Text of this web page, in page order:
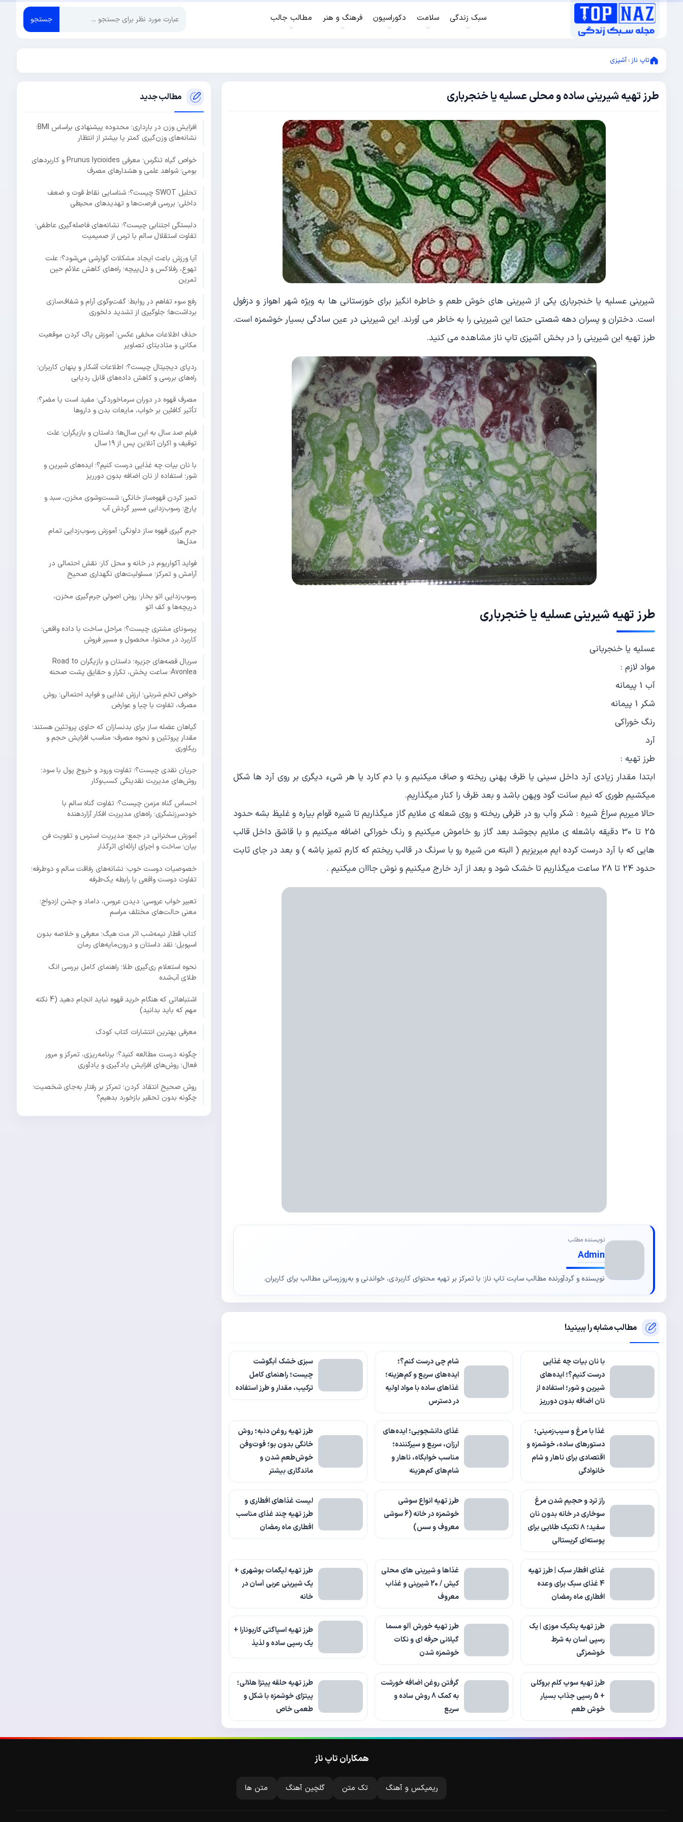
سبک زندگی سلامت دکوراسیون فرهنگ و هنر مطالب جالب جستجو
تاپ ناز»آشپزی
طرز تهیه شیرینی ساده و محلی عسلیه یا خنجرباری
سپتامبر
شیرینی عسلیه یا خنجرباری یکی از شیرینی های خوش طعم و خاطره انگیز برای خوزستانی ها به ویژه شهر اهواز و دزفول
است. دختران و پسران دهه شصتی حتما این شیرینی را به خاطر می آورند. این شیرینی در عین سادگی بسیار خوشمزه است.
طرز تهیه این شیرینی را در بخش آشپزی تاپ ناز مشاهده می کنید.
طرز تهیه شیرینی عسلیه یا خنجرباری
عسلیه یا خنجربانی
مواد لازم :
آب 1 پیمانه
شکر 1 پیمانه
رنگ خوراکی
آرد
طرز تهیه :
ابتدا مقدار زیادی آرد داخل سینی یا ظرف پهنی ریخته و صاف میکنیم و با دم کارد یا هر شیء دیگری بر روی آرد ها شکل
میکشیم طوری که نیم سانت گود وپهن باشد و بعد ظرف را کنار میگذاریم.
حالا میریم سراغ شیره : شکر وآب رو در ظرفی ریخته و روی شعله ی ملایم گاز میگذاریم تا شیره قوام بیاره و غلیظ بشه حدود
25 تا 30 دقیقه باشعله ی ملایم بجوشد بعد گاز رو خاموش میکنیم و رنگ خوراکی اضافه میکنیم و با قاشق داخل قالب
هایی که با آرد درست کرده ایم میریزیم ( البته من شیره رو با سرنگ در قالب ریختم که کارم تمیز باشه ) و بعد در جای ثابت
حدود 24 تا 28 ساعت میگذاریم تا خشک شود و بعد از آرد خارج میکنیم و نوش جااان میکنیم .
نویسنده مطلب
Admin
نویسنده و گردآورنده مطالب سایت تاپ ناز؛ با تمرکز بر تهیه محتوای کاربردی، خواندنی و به‌روزرسانی مطالب برای کاربران.
مطالب مشابه را ببینید!
با نان بیات چه غذایی
درست کنیم؟؛ ایده‌های
شیرین و شور؛ استفاده از
نان اضافه بدون دورریز
شام چی درست کنم؟؛
ایده‌های سریع و کم‌هزینه؛
غذاهای ساده با مواد اولیه
در دسترس
سبزی خشک آبگوشت
چیست؛ راهنمای کامل
ترکیب، مقدار و طرز استفاده
غذا با مرغ و سیب‌زمینی؛
دستورهای ساده، خوشمزه و
اقتصادی برای ناهار و شام
خانوادگی
غذای دانشجویی؛ ایده‌های
ارزان، سریع و سیرکننده؛
مناسب خوابگاه، ناهار و
شام‌های کم‌هزینه
طرز تهیه روغن دنبه؛ روش
خانگی بدون بو؛ فوت‌وفن
خوش‌طعم شدن و
ماندگاری بیشتر
راز ترد و حجیم شدن مرغ
سوخاری در خانه بدون نان
سفید؛ ۸ تکنیک طلایی برای
پوسته‌ای کریستالی
طرز تهیه انواع سوشی
خوشمزه در خانه (6 سوشی
معروف و سس)
لیست غذاهای افطاری و
طرز تهیه چند غذای مناسب
افطاری ماه رمضان
غذای افطار سبک | طرز تهیه
4 غذای سبک برای وعده
افطاری ماه رمضان
غذاها و شیرینی های محلی
کیش / 20 شیرینی و غذاب
معروف
طرز تهیه لیگمات بوشهری +
یک شیرینی عربی آسان در
خانه
طرز تهیه پنکیک موزی | یک
رسپی آسان به شرط
خوشمزگی
طرز تهیه خورش آلو مسما
گیلانی حرفه ای و نکات
خوشمزه شدن
طرز تهیه اسپاگتی کاربونارا +
یک رسپی ساده و لذیذ
طرز تهیه سوپ کلم بروکلی
+ 5 رسپی جذاب بسیار
خوش طعم
گرفتن روغن اضافه خورشت
به کمک 8 روش ساده و
سریع
طرز تهیه حلقه پیتزا هلالی؛
پیتزای خوشمزه با شکل و
طعمی خاص
مطالب جدید
افزایش وزن در بارداری؛ محدوده پیشنهادی براساس BMI؛
نشانه‌های وزن‌گیری کمتر یا بیشتر از انتظار
خواص گیاه تنگرس؛ معرفی Prunus lycioides و کاربردهای
بومی؛ شواهد علمی و هشدارهای مصرف
تحلیل SWOT چیست؟؛ شناسایی نقاط قوت و ضعف
داخلی؛ بررسی فرصت‌ها و تهدیدهای محیطی
دلبستگی اجتنابی چیست؟؛ نشانه‌های فاصله‌گیری عاطفی؛
تفاوت استقلال سالم با ترس از صمیمیت
آیا ورزش باعث ایجاد مشکلات گوارشی می‌شود؟؛ علت
تهوع، رفلاکس و دل‌پیچه؛ راه‌های کاهش علائم حین
تمرین
رفع سوء تفاهم در روابط؛ گفت‌وگوی آرام و شفاف‌سازی
برداشت‌ها؛ جلوگیری از تشدید دلخوری
حذف اطلاعات مخفی عکس؛ آموزش پاک کردن موقعیت
مکانی و متادیتای تصاویر
ردپای دیجیتال چیست؟؛ اطلاعات آشکار و پنهان کاربران؛
راه‌های بررسی و کاهش داده‌های قابل ردیابی
مصرف قهوه در دوران سرماخوردگی؛ مفید است یا مضر؟؛
تأثیر کافئین بر خواب، مایعات بدن و داروها
فیلم صد سال به این سال‌ها؛ داستان و بازیگران؛ علت
توقیف و اکران آنلاین پس از ۱۹ سال
با نان بیات چه غذایی درست کنیم؟؛ ایده‌های شیرین و
شور؛ استفاده از نان اضافه بدون دورریز
تمیز کردن قهوه‌ساز خانگی؛ شست‌وشوی مخزن، سبد و
پارچ؛ رسوب‌زدایی مسیر گردش آب
جرم گیری قهوه ساز دلونگی؛ آموزش رسوب‌زدایی تمام
مدل‌ها
فواید آکواریوم در خانه و محل کار؛ نقش احتمالی در
آرامش و تمرکز؛ مسئولیت‌های نگهداری صحیح
رسوب‌زدایی اتو بخار؛ روش اصولی جرم‌گیری مخزن،
دریچه‌ها و کف اتو
پرسونای مشتری چیست؟؛ مراحل ساخت با داده واقعی؛
کاربرد در محتوا، محصول و مسیر فروش
سریال قصه‌های جزیره؛ داستان و بازیگران Road to
Avonlea؛ ساعت پخش، تکرار و حقایق پشت صحنه
خواص تخم شربتی؛ ارزش غذایی و فواید احتمالی؛ روش
مصرف، تفاوت با چیا و عوارض
گیاهان عضله ساز برای بدنسازان که حاوی پروتئین هستند؛
مقدار پروتئین و نحوه مصرف؛ مناسب افزایش حجم و
ریکاوری
جریان نقدی چیست؟؛ تفاوت ورود و خروج پول با سود؛
روش‌های مدیریت نقدینگی کسب‌وکار
احساس گناه مزمن چیست؟؛ تفاوت گناه سالم با
خودسرزنشگری؛ راه‌های مدیریت افکار آزاردهنده
آموزش سخنرانی در جمع؛ مدیریت استرس و تقویت فن
بیان؛ ساخت و اجرای ارائه‌ای اثرگذار
خصوصیات دوست خوب؛ نشانه‌های رفاقت سالم و دوطرفه؛
تفاوت دوست واقعی با رابطه یک‌طرفه
تعبیر خواب عروسی؛ دیدن عروس، داماد و جشن ازدواج؛
معنی حالت‌های مختلف مراسم
کتاب قطار نیمه‌شب اثر مت هیگ؛ معرفی و خلاصه بدون
اسپویل؛ نقد داستان و درون‌مایه‌های رمان
نحوه استعلام ری‌گیری طلا؛ راهنمای کامل بررسی انگ
طلای آب‌شده
اشتباهاتی که هنگام خرید قهوه نباید انجام دهید (4 نکته
مهم که باید بدانید)
معرفی بهترین انتشارات کتاب کودک
چگونه درست مطالعه کنید؟؛ برنامه‌ریزی، تمرکز و مرور
فعال؛ روش‌های افزایش یادگیری و یادآوری
روش صحیح انتقاد کردن؛ تمرکز بر رفتار به‌جای شخصیت؛
چگونه بدون تحقیر بازخورد بدهیم؟
همکاران تاپ ناز
ریمیکس و آهنگ تک متن گلچین آهنگ متن ها